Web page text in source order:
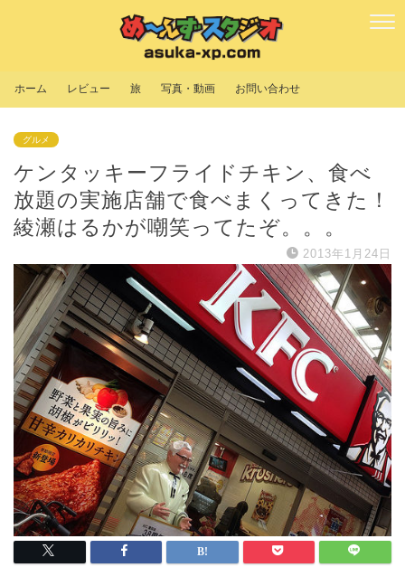
ホーム レビュー 旅 写真・動画 お問い合わせ
グルメ
ケンタッキーフライドチキン、食べ
放題の実施店舗で食べまくってきた！
綾瀬はるかが嘲笑ってたぞ。。。
2013年1月24日